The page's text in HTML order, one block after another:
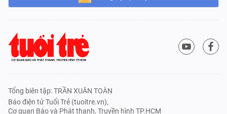
Tổng biên tập: TRẦN XUÂN TOÀN
Báo điện tử Tuổi Trẻ (tuoitre.vn),
Cơ quan Báo và Phát thanh, Truyền hình TP.HCM